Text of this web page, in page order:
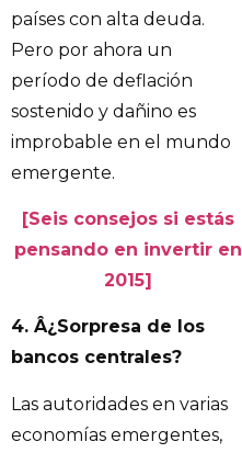
países con alta deuda.
Pero por ahora un
período de deflación
sostenido y dañino es
improbable en el mundo
emergente.
[Seis consejos si estás
pensando en invertir en
2015]
4. Â¿Sorpresa de los
bancos centrales?
Las autoridades en varias
economías emergentes,